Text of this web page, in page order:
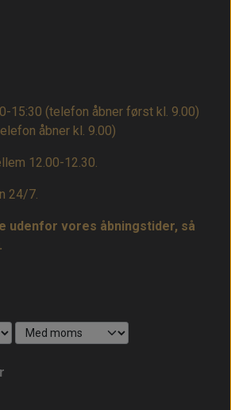
15:30 (telefon åbner først kl. 9.00)
åbner kl. 9.00)
12.00-12.30.
24/7.
udenfor vores åbningstider, så